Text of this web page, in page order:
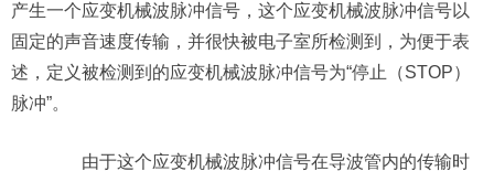
产生一个应变机械波脉冲信号，这个应变机械波脉冲信号以
固定的声音速度传输，并很快被电子室所检测到，为便于表
述，定义被检测到的应变机械波脉冲信号为“停止（STOP）
脉冲”。
由于这个应变机械波脉冲信号在导波管内的传输时